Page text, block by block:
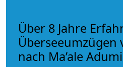
Über 8 Jahre
Überseeumzügen
nach Ma’ale